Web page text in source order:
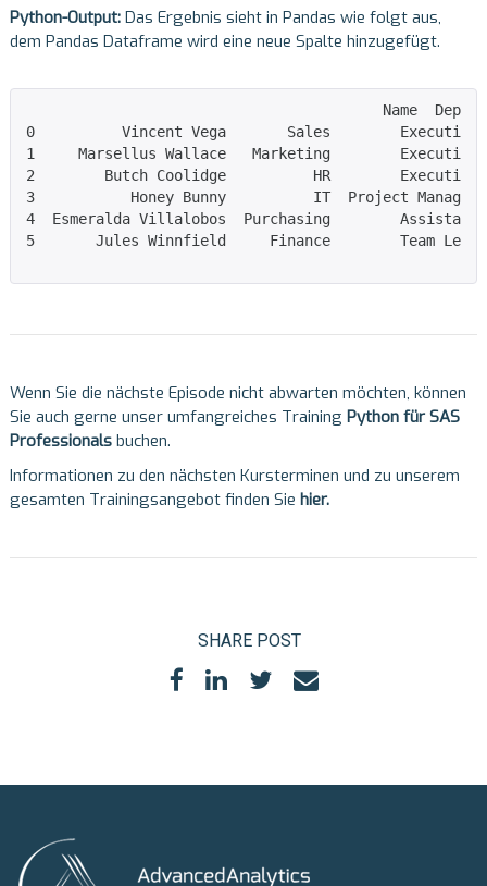
Python-Output: Das Ergebnis sieht in Pandas wie folgt aus,
dem Pandas Dataframe wird eine neue Spalte hinzugefügt.
Name
0          Vincent Vega       Sales
1     Marsellus Wallace   Marketing
2        Butch Coolidge          HR
3           Honey Bunny          IT  Project
4  Esmeralda Villalobos  Purchasing
5       Jules Winnfield     Finance        Team
Wenn Sie die nächste Episode nicht abwarten möchten, können
Sie auch gerne unser umfangreiches Training Python für SAS
Professionals buchen.
Informationen zu den nächsten Kursterminen und zu unserem
gesamten Trainingsangebot finden Siehier.
SHARE POST